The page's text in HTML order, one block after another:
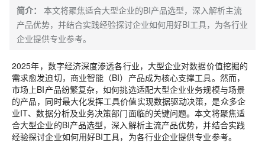
简介：
本文将聚焦适合大型企业的BI产品选型，深入解析主流
产品优势，并结合实践经验探讨企业如何用好BI工具，为各行业
企业提供专业参考。
2025年，数字经济深度渗透各行业，大型企业对数据价值挖掘的
需求愈发迫切，商业智能（BI）产品成为核心支撑工具。然而，
市场上BI产品纷繁复杂，如何挑选适配大型企业业务规模与场景
的产品，同时最大化发挥工具价值实现数据驱动决策，是众多企
业IT、数据分析及业务决策部门面临的关键问题。本文将聚焦适
合大型企业的BI产品选型，深入解析主流产品优势，并结合实践
经验探讨企业如何用好BI工具，为各行业企业提供专业参考。